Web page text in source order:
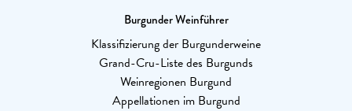
Burgunder Weinführer
Klassifizierung der Burgunderweine
Grand-Cru-Liste des Burgunds
Weinregionen Burgund
Appellationen im Burgund